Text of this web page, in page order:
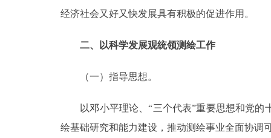
走进北京
经济社会又好又快发展具有积极的促进作用。
二、以科学发展观统领测绘工作
（一）指导思想。
以邓小平理论、“三个代表”重要思想和党的
绘基础研究和能力建设，推动测绘事业全面协调